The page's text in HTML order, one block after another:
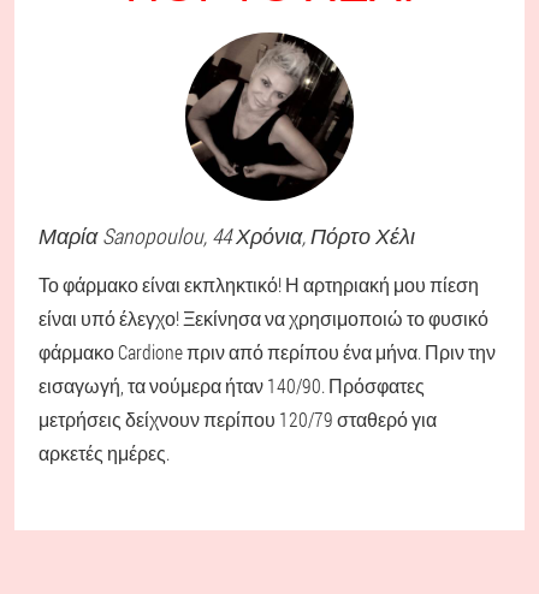
Μαρία Sanopoulou, 44 Χρόνια,Πόρτο Χέλι
Το φάρμακο είναι εκπληκτικό! Η αρτηριακή μου πίεση
είναι υπό έλεγχο! Ξεκίνησα να χρησιμοποιώ το φυσικό
φάρμακο Cardione πριν από περίπου ένα μήνα. Πριν την
εισαγωγή, τα νούμερα ήταν 140/90. Πρόσφατες
μετρήσεις δείχνουν περίπου 120/79 σταθερό για
αρκετές ημέρες.